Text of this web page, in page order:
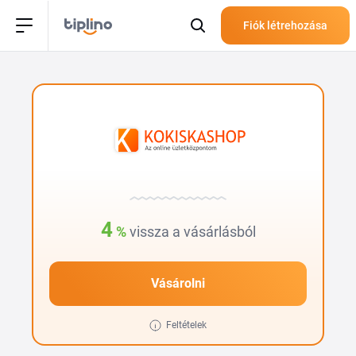
Fiók létrehozása
4 % vissza a vásárlásból
Vásárolni
Feltételek